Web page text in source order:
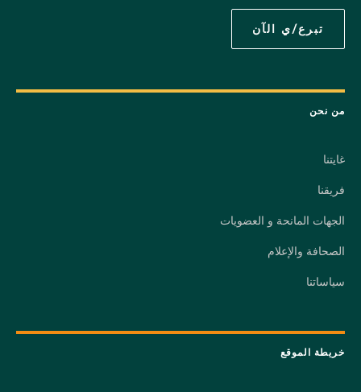
تبرع/ي الآن
من نحن
غايتنا
فريقنا
الجهات المانحة و العضويات
الصحافة والإعلام
سياساتنا
خريطة الموقع